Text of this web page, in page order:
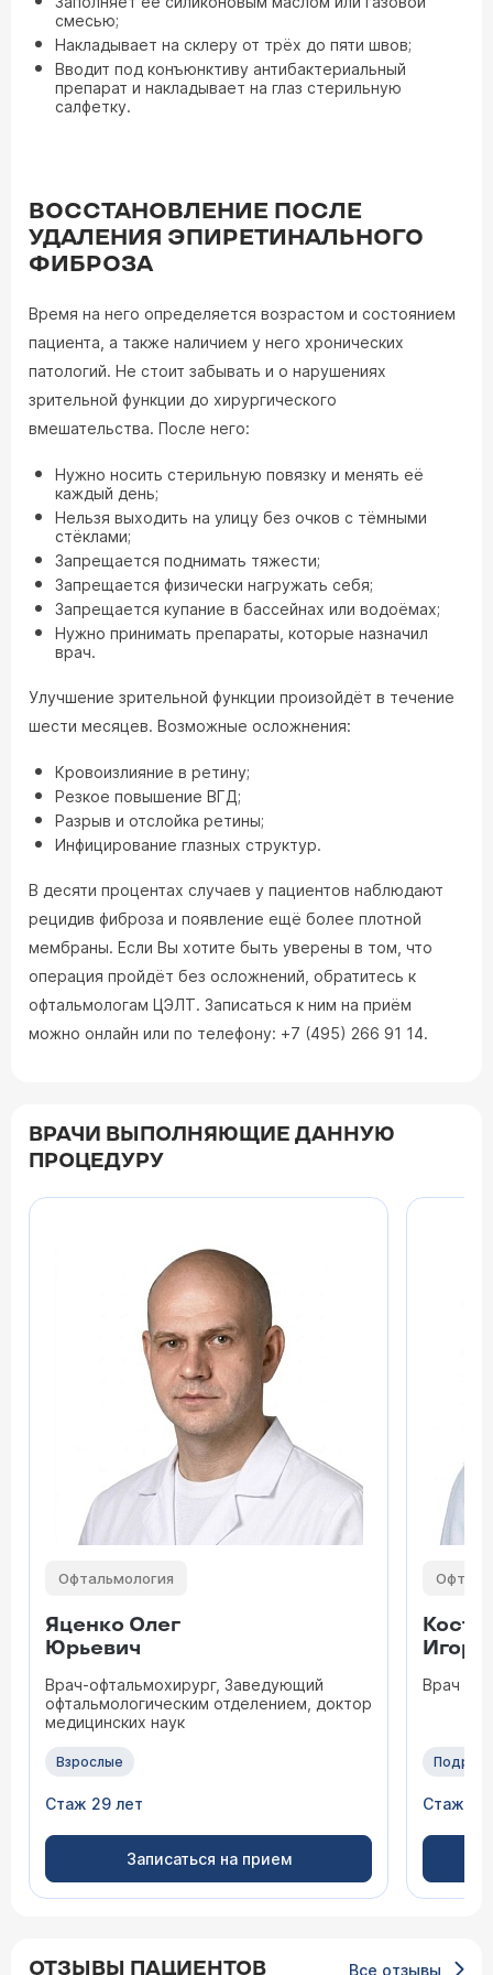
смесью;
Накладывает на склеру от трёх до пяти швов;
Вводит под конъюнктиву антибактериальный
препарат и накладывает на глаз стерильную
салфетку.
ВОССТАНОВЛЕНИЕ ПОСЛЕ
УДАЛЕНИЯ ЭПИРЕТИНАЛЬНОГО
ФИБРОЗА
Время на него определяется возрастом и состоянием
пациента, а также наличием у него хронических
патологий. Не стоит забывать и о нарушениях
зрительной функции до хирургического
вмешательства. После него:
Нужно носить стерильную повязку и менять её
каждый день;
Нельзя выходить на улицу без очков с тёмными
стёклами;
Запрещается поднимать тяжести;
Запрещается физически нагружать себя;
Запрещается купание в бассейнах или водоёмах;
Нужно принимать препараты, которые назначил
врач.
Улучшение зрительной функции произойдёт в течение
шести месяцев. Возможные осложнения:
Кровоизлияние в ретину;
Резкое повышение ВГД;
Разрыв и отслойка ретины;
Инфицирование глазных структур.
В десяти процентах случаев у пациентов наблюдают
рецидив фиброза и появление ещё более плотной
мембраны. Если Вы хотите быть уверены в том, что
операция пройдёт без осложнений, обратитесь к
офтальмологам ЦЭЛТ. Записаться к ним на приём
можно онлайн или по телефону: +7 (495) 266 91 14.
ВРАЧИ ВЫПОЛНЯЮЩИЕ ДАННУЮ
ПРОЦЕДУРУ
Офтальмология
Яценко Олег
Юрьевич
Врач-офтальмохирург, Заведующий
офтальмологическим отделением, доктор
медицинских наук
Взрослые
Стаж 29 лет
Записаться на прием
Врач
Стаж 12
ОТЗЫВЫ ПАЦИЕНТОВ Все отзывы